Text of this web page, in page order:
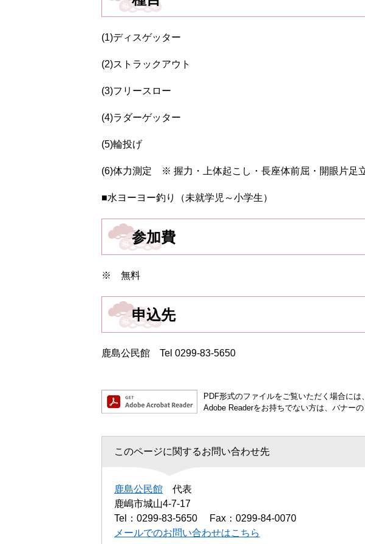
(1)ディスゲッター
(2)ストラックアウト
(3)フリースロー
(4)ラダーゲッター
(5)輪投げ
(6)体力測定 ※ 握力・上体起こし・長座体前屈・開眼片
■水ヨーヨー釣り（未就学児～小学生）
参加費
※ 無料
申込先
鹿島公民館 Tel 0299-83-5650
PDF形式のファイルをご覧いただく場合に
Adobe Readerをお持ちでない方は、バナー
このページに関するお問い合わせ先
鹿島公民館
代表
鹿嶋市城山4-7-17
Tel：0299-83-5650
Fax：0299-84-0070
メールでのお問い合わせはこちら